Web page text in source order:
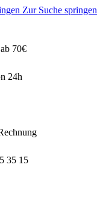
Zur Suche springen
70€
24h
35 15